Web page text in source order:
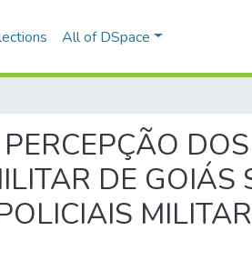
All of DSpace
DE